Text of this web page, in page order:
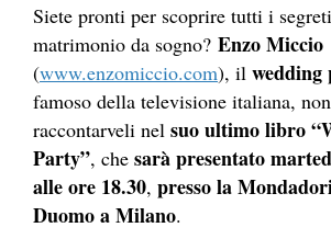
Siete pronti per scoprire tutti i
matrimonio da sogno? Enzo Miccio
(www.enzomiccio.com), il wedding
famoso della televisione italiana,
raccontarveli nel suo ultimo libro
Party”, che sarà presentato
alle ore 18.30, presso la
Duomo a Milano.